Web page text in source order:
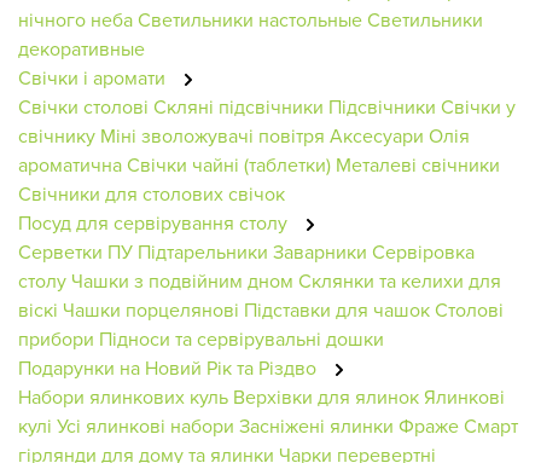
нічного небаСветильники настольныеСветильники
декоративные
Свічки і аромати
Свічки столові Скляні підсвічники Підсвічники Свічки у
свічнику Міні зволожувачі повітря Аксесуари Олія
ароматичнаСвічки чайні (таблетки) Металеві свічники
Свічники для столових свічок
Посуд для сервірування столу
Серветки ПУ Підтарельники Заварники Сервіровка
столу Чашки з подвійним дном Склянки та келихи для
віскі Чашки порцелянові Підставки для чашокСтолові
прибори Підноси та сервірувальні дошки
Подарунки на Новий Рік та Різдво
Набори ялинкових куль Верхівки для ялинок Ялинкові
кулі Усі ялинкові набори Засніжені ялинки ФражеСмарт
гірлянди для дому та ялинки Чарки перевертні